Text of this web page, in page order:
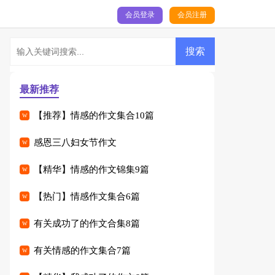
会员登录 会员注册
最新推荐
【推荐】情感的作文集合10篇
感恩三八妇女节作文
【精华】情感的作文锦集9篇
【热门】情感作文集合6篇
有关成功了的作文合集8篇
有关情感的作文集合7篇